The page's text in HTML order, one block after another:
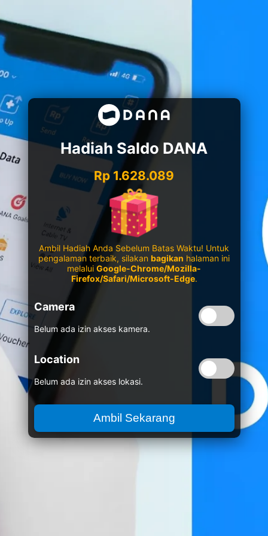
Hadiah Saldo DANA
Rp 1.628.089
Ambil Hadiah Anda Sebelum Batas Waktu! Untuk
pengalaman terbaik, silakan bagikan halaman ini
melalui Google-Chrome/Mozilla-
Firefox/Safari/Microsoft-Edge.
Camera
Belum ada izin akses kamera.
Location
Belum ada izin akses lokasi.
Ambil Sekarang